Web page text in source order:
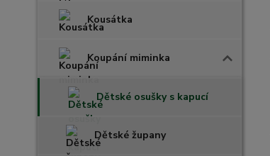
Kousátka
Koupání miminka
Dětské osušky s kapucí
Dětské župany